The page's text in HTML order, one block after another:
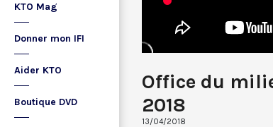
KTO Mag
Donner mon IFI
Aider KTO
Boutique DVD
Office du
2018
13/04/2018